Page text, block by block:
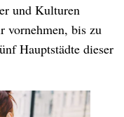
und Kulturen
vornehmen, bis zu
Hauptstädte dieser